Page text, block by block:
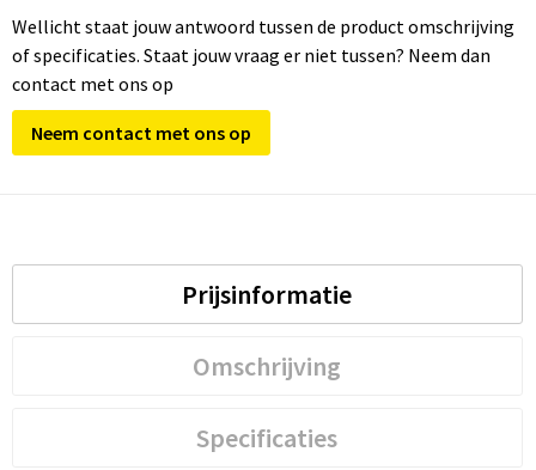
Wellicht staat jouw antwoord tussen de product omschrijving
of specificaties. Staat jouw vraag er niet tussen? Neem dan
contact met ons op
Neem contact met ons op
Prijsinformatie
Omschrijving
Specificaties